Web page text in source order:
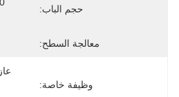
حجم الباب:
معالجة السطح:
وظيفة خاصة: